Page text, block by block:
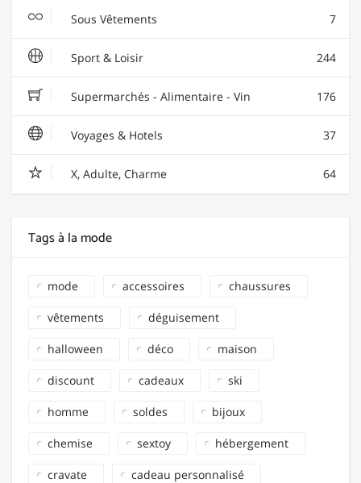
Sous Vêtements 7
Sport & Loisir 244
Supermarchés - Alimentaire - Vin 176
Voyages & Hotels 37
X, Adulte, Charme 64
Tags à la mode
mode accessoires chaussures
vêtements déguisement
halloween déco maison
discount cadeaux ski
homme soldes bijoux
chemise sextoy hébergement
cravate cadeau personnalisé